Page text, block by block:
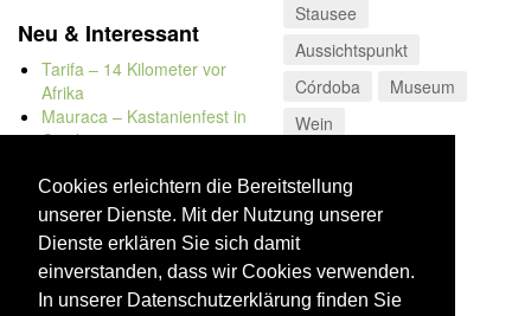
Cookies erleichtern die Bereitstellung
unserer Dienste. Mit der Nutzung unserer
Dienste erklären Sie sich damit
einverstanden, dass wir Cookies verwenden.
In unserer Datenschutzerklärung finden Sie
Neu & Interessant
Tarifa – 14 Kilometer vor
Afrika
Mauraca – Kastanienfest in
Capileira
Bolonia
Kap Trafalgar
Düne von Bolonia
Stausee
Aussichtspunkt
Córdoba
Museum
Wein